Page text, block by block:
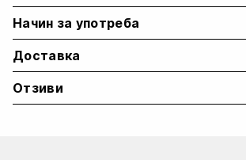
Начин за употреба
Доставка
Отзиви